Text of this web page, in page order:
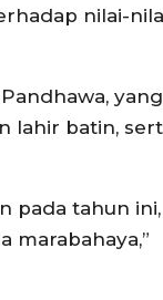
nilai-
yang
lahir batin,
pada tahun
marabahaya,”